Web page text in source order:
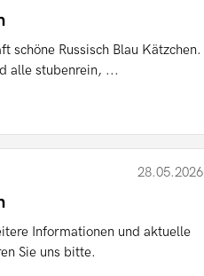
schöne Russisch Blau Kätzchen.
alle stubenrein, ...
28.05.2026
Informationen und aktuelle
Sie uns bitte.